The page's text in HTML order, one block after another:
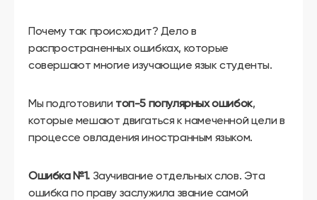
Помочь
выборе?
Добавить
Почему так происходит? Дело в
распространенных ошибках, которые
совершают многие изучающие язык студенты.
Мы подготовили топ-5 популярных ошибок,
которые мешают двигаться к намеченной цели в
процессе овладения иностранным языком.
Ошибка №1. Заучивание отдельных слов. Эта
ошибка по праву заслужила звание самой